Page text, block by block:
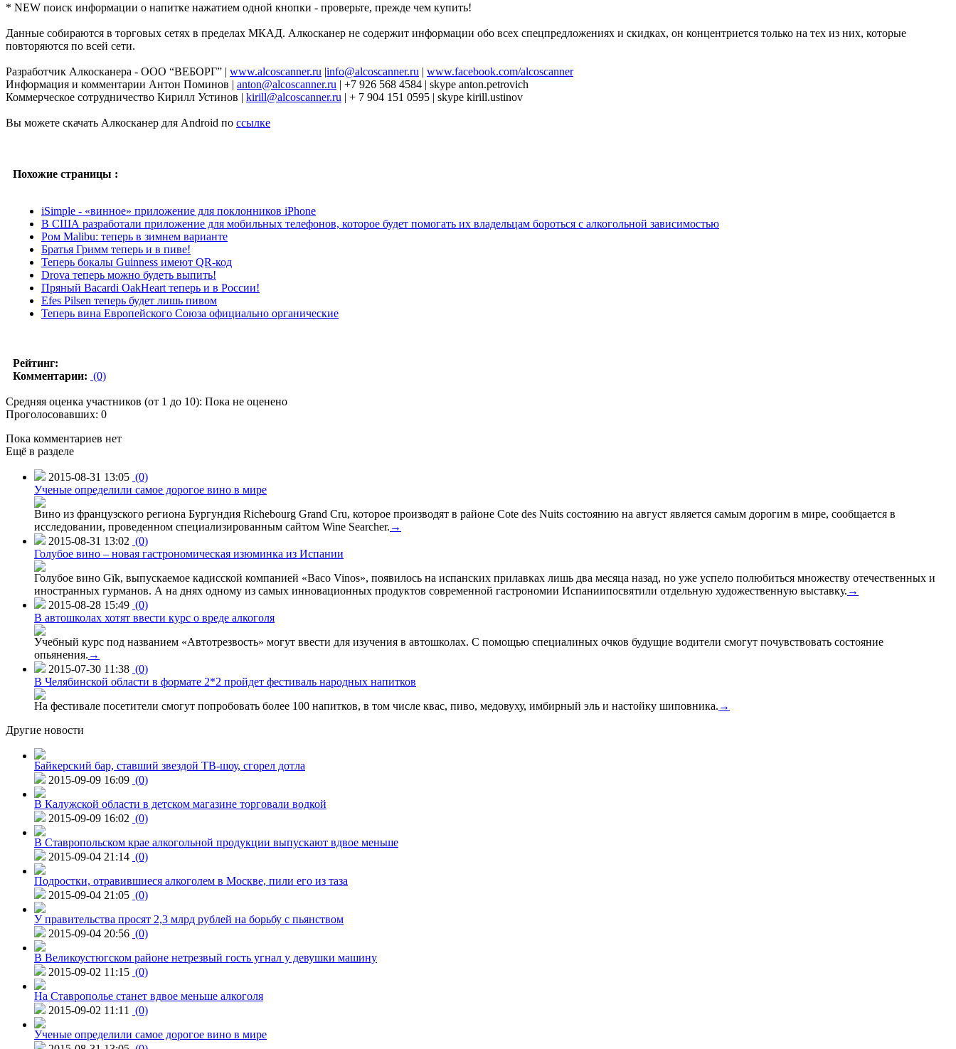
* NEW поиск информации о напитке нажатием одной кнопки - проверьте, прежде чем купить!
Данные собираются в торговых сетях в пределах МКАД. Алкосканер не содержит информации обо всех спецпредложениях и скидках, он концентриется только на тех из них, которые
повторяются по всей сети.
Разработчик Алкосканера - ООО “ВЕБОРГ” | www.alcoscanner.ru |info@alcoscanner.ru | www.facebook.com/alcoscanner
Информация и комментарии Антон Поминов | anton@alcoscanner.ru | +7 926 568 4584 | skype anton.petrovich
Коммерческое сотрудничество Кирилл Устинов | kirill@alcoscanner.ru | + 7 904 151 0595 | skype kirill.ustinov
Вы можете скачать Алкосканер для Android по ссылке
Похожие страницы :
iSimple - «винное» приложение для поклонников iPhone
В США разработали приложение для мобильных телефонов, которое будет помогать их владельцам бороться с алкогольной зависимостью
Ром Malibu: теперь в зимнем варианте
Братья Гримм теперь и в пиве!
Теперь бокалы Guinness имеют QR-код
Drova теперь можно будеть выпить!
Пряный Bacardi OakHeart теперь и в России!
Efes Pilsen теперь будет лишь пивом
Теперь вина Европейского Союза официально органические
Рейтинг:
Комментарии: (0)
Средняя оценка участников (от 1 до 10): Пока не оценено
Проголосовавших: 0
Пока комментариев нет
Ещё в разделе
2015-08-31 13:05 (0)
Ученые определили самое дорогое вино в мире
Вино из французского региона Бургундия Richebourg Grand Cru, которое производят в районе Cote des Nuits состоянию на август является самым дорогим в мире, сообщается в
исследовании, проведенном специализированным сайтом Wine Searcher. →
2015-08-31 13:02 (0)
Голубое вино – новая гастрономическая изюминка из Испании
Голубое вино Gïk, выпускаемое кадисской компанией «Baco Vinos», появилось на испанских прилавках лишь два месяца назад, но уже успело полюбиться множеству отечественных и
иностранных гурманов. А на днях одному из самых инновационных продуктов современной гастрономии Испаниипосвятили отдельную художественную выставку. →
2015-08-28 15:49 (0)
В автошколах хотят ввести курс о вреде алкоголя
Учебный курс под названием «Автотрезвость» могут ввести для изучения в автошколах. С помощью специалиных очков будущие водители смогут почувствовать состояние
опьянения. →
2015-07-30 11:38 (0)
В Челябинской области в формате 2*2 пройдет фестиваль народных напитков
На фестивале посетители смогут попробовать более 100 напитков, в том числе квас, пиво, медовуху, имбирный эль и настойку шиповника. →
Другие новости
Байкерский бар, ставший звездой ТВ-шоу, сгорел дотла
2015-09-09 16:09 (0)
В Калужской области в детском магазине торговали водкой
2015-09-09 16:02 (0)
В Ставропольском крае алкогольной продукции выпускают вдвое меньше
2015-09-04 21:14 (0)
Подростки, отравившиеся алкоголем в Москве, пили его из таза
2015-09-04 21:05 (0)
У правительства просят 2,3 млрд рублей на борьбу с пьянством
2015-09-04 20:56 (0)
В Великоустюгском районе нетрезвый гость угнал у девушки машину
2015-09-02 11:15 (0)
На Ставрополье станет вдвое меньше алкоголя
2015-09-02 11:11
(0)
Ученые определили самое дорогое вино в мире